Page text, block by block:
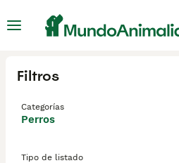
Filtros
Categorías
Perros
Tipo de listado